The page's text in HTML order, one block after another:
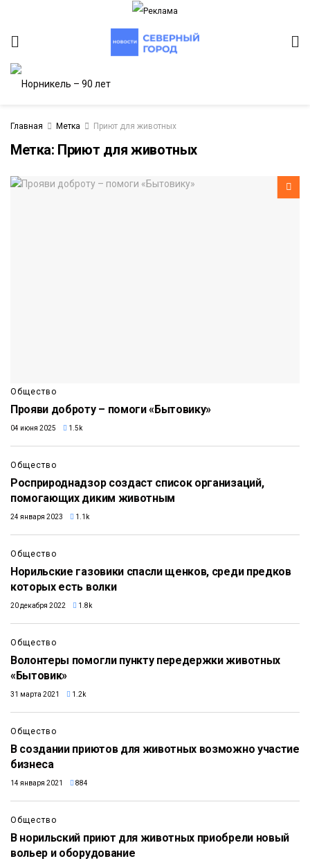
Главная Метка Приют для животных
Метка: Приют для животных
Общество
Прояви доброту – помоги «Бытовику»
04 июня 2025 1.5k
Общество
Росприроднадзор создаст список организаций,
помогающих диким животным
24 января 2023 1.1k
Общество
Норильские газовики спасли щенков, среди предков
которых есть волки
20 декабря 2022 1.8k
Общество
Волонтеры помогли пункту передержки животных
«Бытовик»
31 марта 2021 1.2k
Общество
В создании приютов для животных возможно участие
бизнеса
14 января 2021 884
Общество
В норильский приют для животных приобрели новый
вольер и оборудование